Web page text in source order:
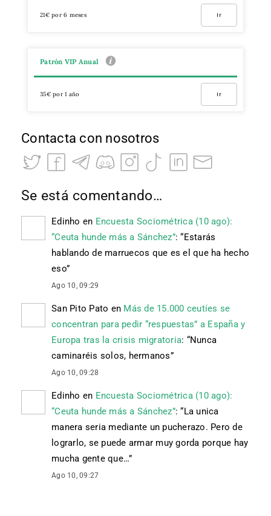
21€ por 6 meses Ir
Patrón VIP Anual
35€ por 1 año Ir
Contacta con nosotros
Se está comentando…
Edinho en Encuesta Sociométrica (10 ago):
“Ceuta hunde más a Sánchez”: “Estarás
hablando de marruecos que es el que ha hecho
eso”
Ago 10, 09:29
San Pito Pato en Más de 15.000 ceutíes se
concentran para pedir “respuestas” a España y
Europa tras la crisis migratoria: “Nunca
caminaréis solos, hermanos”
Ago 10, 09:28
Edinho en Encuesta Sociométrica (10 ago):
“Ceuta hunde más a Sánchez”: “La unica
manera seria mediante un pucherazo. Pero de
lograrlo, se puede armar muy gorda porque hay
mucha gente que…”
Ago 10, 09:27